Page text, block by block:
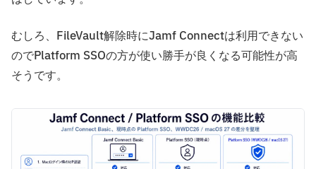
むしろ、FileVault解除時にJamf Connectは利用できない
のでPlatform SSOの方が使い勝手が良くなる可能性が高
そうです。